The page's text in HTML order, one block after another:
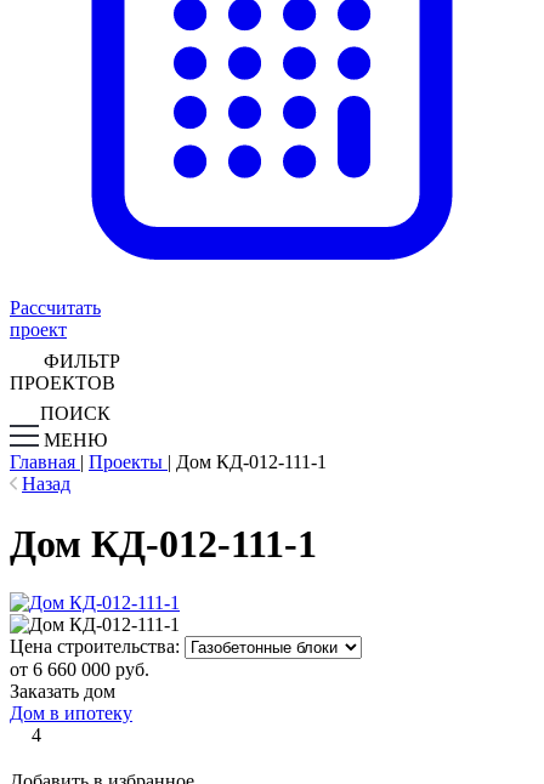
Рассчитать
проект
ФИЛЬТР
ПРОЕКТОВ
ПОИСК
МЕНЮ
Главная | Проекты | Дом КД-012-111-1
Назад
Дом КД-012-111-1
Цена строительства:
от 6 660 000 руб.
Заказать дом
Дом в ипотеку
4